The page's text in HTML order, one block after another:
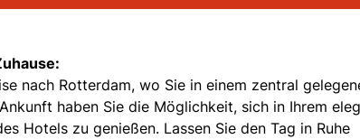
nach Rotterdam, wo Sie in einem zentral
haben Sie die Möglichkeit, sich in Ihrem
Hotels zu genießen. Lassen Sie den Tag in Ruhe